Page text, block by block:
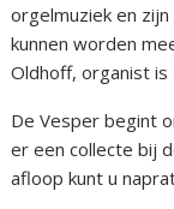
orgelmuziek en
kunnen worden
Oldhoff, organist is
De Vesper begint
er een collecte bij
afloop kunt u